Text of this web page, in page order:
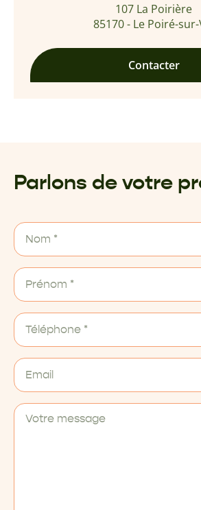
107 La Poirière
85170 - Le Poiré-
Contacter
Parlons de votre